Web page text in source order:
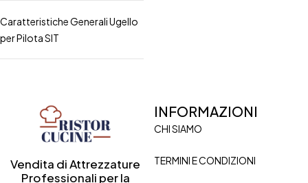
Caratteristiche Generali Ugello
per Pilota SIT
Vendita di Attrezzature
Professionali per la
INFORMAZIONI
CHI SIAMO
TERMINI E CONDIZIONI